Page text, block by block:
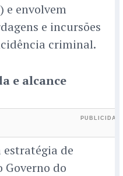
e envolvem
e incursões
criminal.
e alcance
de
Governo do